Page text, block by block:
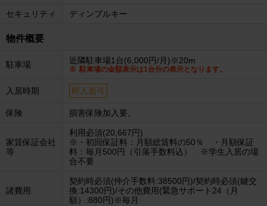
セキュリティ ディンプルキー
物件概要
駐車場 近隣駐車場1台(6,000円/月)※20m
駐車場の金額表示は1台分の表示となります。
入居時期 即入居可
保険 損害保険加入要。
家賃保証会社
等
利用必須(20,667円)
※・初回保証料：月額総賃料の50％ ・月額保証
料：毎月500円（引落手数料込） ※学生入居の場
合不要
諸費用
契約時必須(仲介手数料:38500円)/契約時必須(鍵交
換:14300円)/その他費用(緊急サポート24（月
額）:880円)※毎月